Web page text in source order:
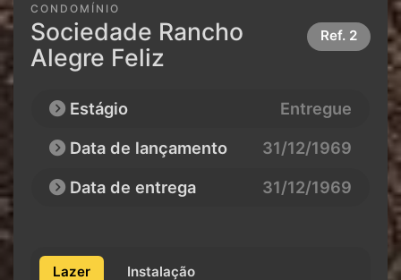
CONDOMÍNIO
Sociedade Rancho
Alegre Feliz
Ref. 2
Estágio
Entregue
Data de lançamento
31/12/1969
Data de entrega
31/12/1969
Lazer Instalação